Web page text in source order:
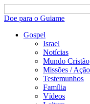
Doe para o Guiame
Gospel
Israel
Notícias
Mundo Cristão
Missões /
Testemunhos
Família
Vídeos